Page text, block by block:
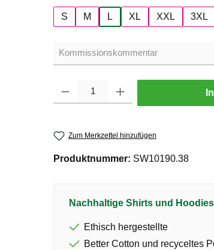
S M L XL XXL 3XL
Zum Merkzettel hinzufügen
Produktnummer: SW10190.38
Nachhaltige Shirts und
Ethisch hergestellte
Better Cotton und recyceltes